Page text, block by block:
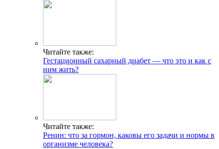
Читайте также:
Гестационный сахарный диабет — что это и как с
ним жить?
Читайте также:
Ренин: что за гормон, каковы его задачи и нормы в
организме человека?